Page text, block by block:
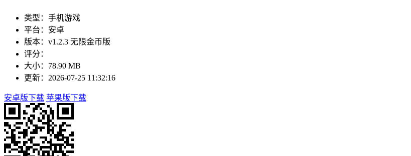
类型：手机游戏
平台：安卓
版本：v1.2.3 无限金币版
评分：
大小：78.90 MB
更新：2026-07-25 11:32:16
安卓版下载 苹果版下载